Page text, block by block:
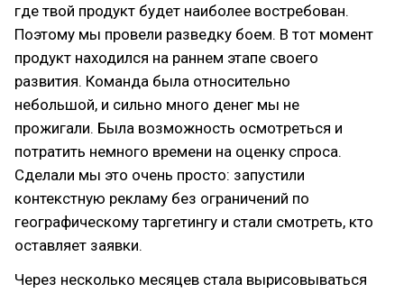
где твой продукт будет наиболее востребован.
Поэтому мы провели разведку боем. В тот момент
продукт находился на раннем этапе своего
развития. Команда была относительно
небольшой, и сильно много денег мы не
прожигали. Была возможность осмотреться и
потратить немного времени на оценку спроса.
Сделали мы это очень просто: запустили
контекстную рекламу без ограничений по
географическому таргетингу и стали смотреть, кто
оставляет заявки.
Через несколько месяцев стала вырисовываться